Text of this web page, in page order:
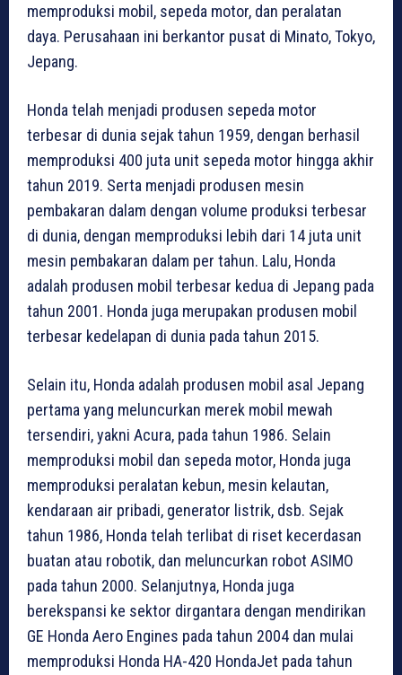
memproduksi mobil, sepeda motor, dan peralatan
daya. Perusahaan ini berkantor pusat di Minato, Tokyo,
Jepang.
Honda telah menjadi produsen sepeda motor
terbesar di dunia sejak tahun 1959, dengan berhasil
memproduksi 400 juta unit sepeda motor hingga akhir
tahun 2019. Serta menjadi produsen mesin
pembakaran dalam dengan volume produksi terbesar
di dunia, dengan memproduksi lebih dari 14 juta unit
mesin pembakaran dalam per tahun. Lalu, Honda
adalah produsen mobil terbesar kedua di Jepang pada
tahun 2001. Honda juga merupakan produsen mobil
terbesar kedelapan di dunia pada tahun 2015.
Selain itu, Honda adalah produsen mobil asal Jepang
pertama yang meluncurkan merek mobil mewah
tersendiri, yakni Acura, pada tahun 1986. Selain
memproduksi mobil dan sepeda motor, Honda juga
memproduksi peralatan kebun, mesin kelautan,
kendaraan air pribadi, generator listrik, dsb. Sejak
tahun 1986, Honda telah terlibat di riset kecerdasan
buatan atau robotik, dan meluncurkan robot ASIMO
pada tahun 2000. Selanjutnya, Honda juga
berekspansi ke sektor dirgantara dengan mendirikan
GE Honda Aero Engines pada tahun 2004 dan mulai
memproduksi Honda HA-420 HondaJet pada tahun